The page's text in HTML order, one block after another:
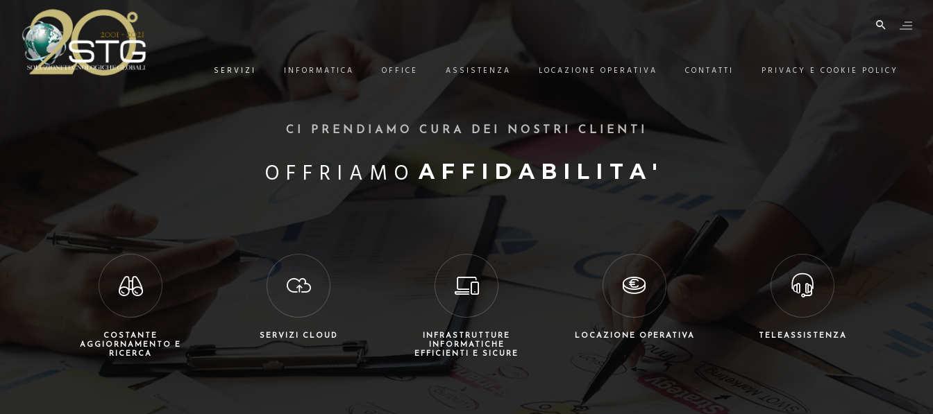
SERVIZI INFORMATICA OFFICE ASSISTENZA LOCAZIONE OPERATIVA CONTATTI PRIVACY E COOKIE POLICY
CI PRENDIAMO CURA DEI NOSTRI CLIENTI
OFFRIAMO PERFORMANCE
INNOVAZIONE
AFFIDABILITA'
COSTANTE
AGGIORNAMENTO E
RICERCA
SERVIZI CLOUD
INFRASTRUTTURE
INFORMATICHE
EFFICIENTI E SICURE
LOCAZIONE OPERATIVA TELEASSISTENZA